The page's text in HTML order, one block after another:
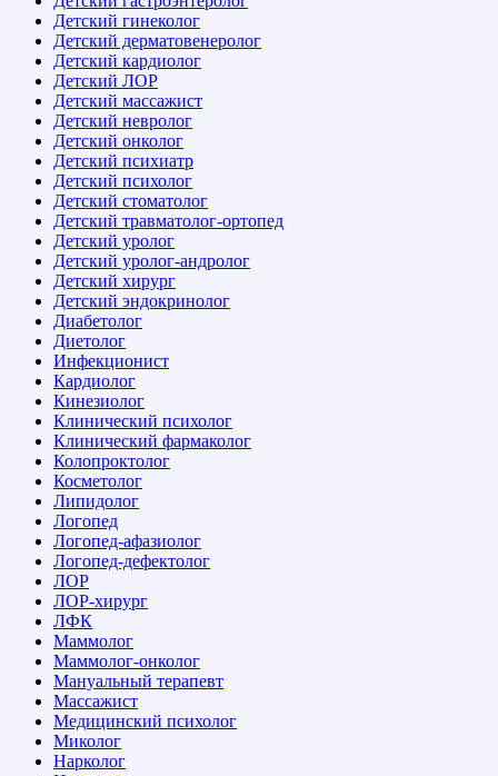
Детский гинеколог
Детский дерматовенеролог
Детский кардиолог
Детский ЛОР
Детский массажист
Детский невролог
Детский онколог
Детский психиатр
Детский психолог
Детский стоматолог
Детский травматолог-ортопед
Детский уролог
Детский уролог-андролог
Детский хирург
Детский эндокринолог
Диабетолог
Диетолог
Инфекционист
Кардиолог
Кинезиолог
Клинический психолог
Клинический фармаколог
Колопроктолог
Косметолог
Липидолог
Логопед
Логопед-афазиолог
Логопед-дефектолог
ЛОР
ЛОР-хирург
ЛФК
Маммолог
Маммолог-онколог
Мануальный терапевт
Массажист
Медицинский психолог
Миколог
Нарколог